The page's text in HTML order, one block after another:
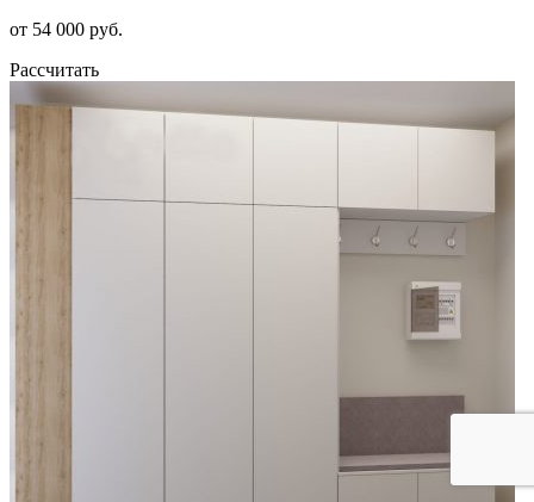
от 54 000 руб.
Рассчитать